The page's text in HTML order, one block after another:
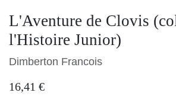
L'Aventure de Clovis
l'Histoire Junior)
Dimberton Francois
16,41€